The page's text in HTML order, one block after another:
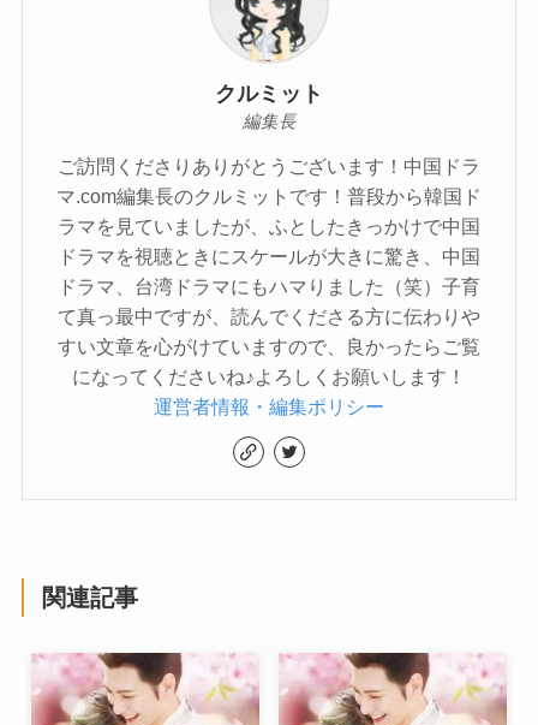
クルミット
編集長
ご訪問くださりありがとうございます！中国ドラ
マ.com編集長のクルミットです！普段から韓国ド
ラマを見ていましたが、ふとしたきっかけで中国
ドラマを視聴ときにスケールが大きに驚き、中国
ドラマ、台湾ドラマにもハマりました（笑）子育
て真っ最中ですが、読んでくださる方に伝わりや
すい文章を心がけていますので、良かったらご覧
になってくださいね♪よろしくお願いします！
運営者情報・編集ポリシー
関連記事